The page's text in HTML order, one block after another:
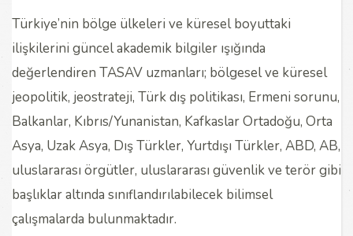
Türkiye’nin bölge ülkeleri ve küresel boyuttaki
ilişkilerini güncel akademik bilgiler ışığında
değerlendiren TASAV uzmanları; bölgesel ve küresel
jeopolitik, jeostrateji, Türk dış politikası, Ermeni sorunu,
Balkanlar, Kıbrıs/Yunanistan, Kafkaslar Ortadoğu, Orta
Asya, Uzak Asya, Dış Türkler, Yurtdışı Türkler, ABD, AB,
uluslararası örgütler, uluslararası güvenlik ve terör gibi
başlıklar altında sınıflandırılabilecek bilimsel
çalışmalarda bulunmaktadır.